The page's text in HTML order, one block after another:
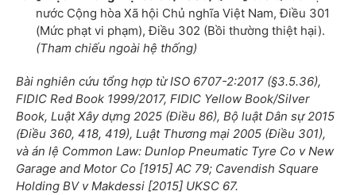
nước Cộng hòa Xã hội Chủ nghĩa Việt Nam, Điều 301
(Mức phạt vi phạm), Điều 302 (Bồi thường thiệt hại).
(Tham chiếu ngoài hệ thống)
Bài nghiên cứu tổng hợp từ ISO 6707-2:2017 (§3.5.36),
FIDIC Red Book 1999/2017, FIDIC Yellow Book/Silver
Book, Luật Xây dựng 2025 (Điều 86), Bộ luật Dân sự 2015
(Điều 360, 418, 419), Luật Thương mại 2005 (Điều 301),
và án lệ Common Law: Dunlop Pneumatic Tyre Co v New
Garage and Motor Co [1915] AC 79; Cavendish Square
Holding BV v Makdessi [2015] UKSC 67.